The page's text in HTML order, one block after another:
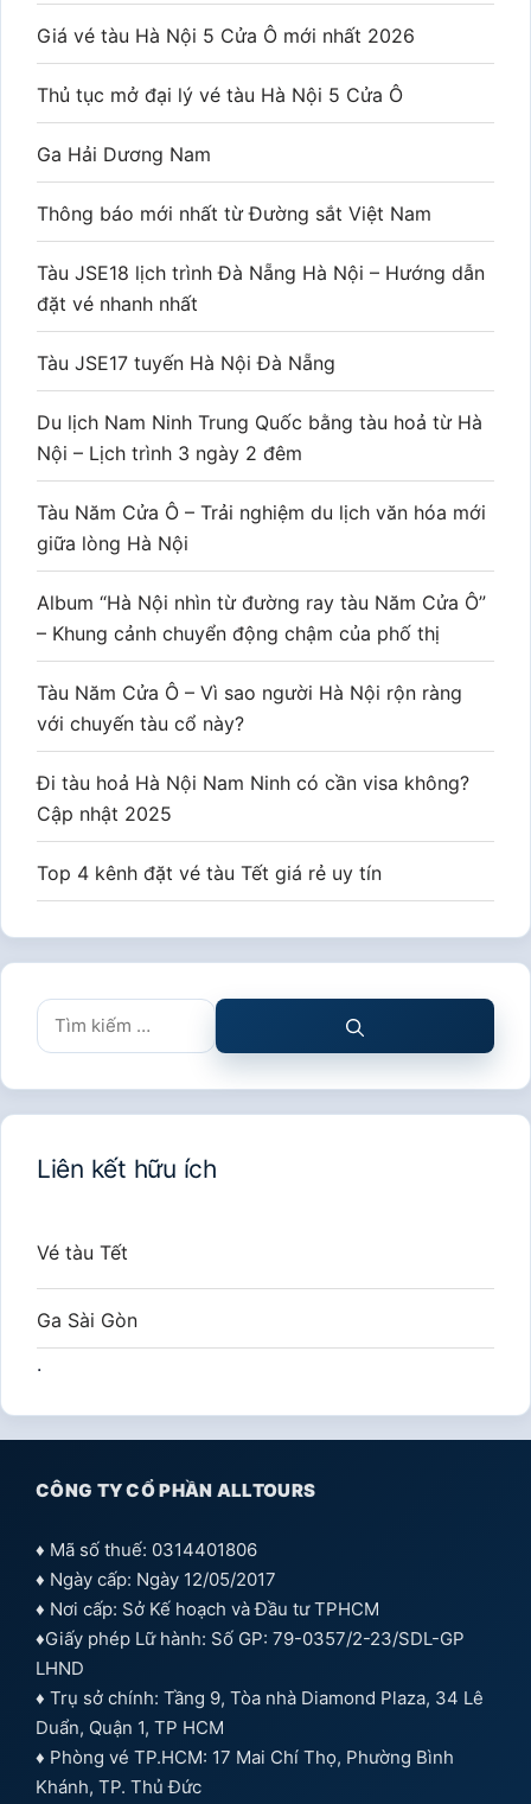
Giá vé tàu Hà Nội 5 Cửa Ô mới nhất 2026
Thủ tục mở đại lý vé tàu Hà Nội 5 Cửa Ô
Ga Hải Dương Nam
Thông báo mới nhất từ Đường sắt Việt Nam
Tàu JSE18 lịch trình Đà Nẵng Hà Nội – Hướng dẫn
đặt vé nhanh nhất
Tàu JSE17 tuyến Hà Nội Đà Nẵng
Du lịch Nam Ninh Trung Quốc bằng tàu hoả từ Hà
Nội – Lịch trình 3 ngày 2 đêm
Tàu Năm Cửa Ô – Trải nghiệm du lịch văn hóa mới
giữa lòng Hà Nội
Album “Hà Nội nhìn từ đường ray tàu Năm Cửa Ô”
– Khung cảnh chuyển động chậm của phố thị
Tàu Năm Cửa Ô – Vì sao người Hà Nội rộn ràng
với chuyến tàu cổ này?
Đi tàu hoả Hà Nội Nam Ninh có cần visa không?
Cập nhật 2025
Top 4 kênh đặt vé tàu Tết giá rẻ uy tín
Tìm
kiếm
Liên kết hữu ích
Vé tàu Tết
Ga Sài Gòn
.
CÔNG TY CỔ PHẦN ALLTOURS
♦ Mã số thuế: 0314401806
♦ Ngày cấp: Ngày 12/05/2017
♦ Nơi cấp: Sở Kế hoạch và Đầu tư TPHCM
♦Giấy phép Lữ hành: Số GP: 79-0357/2-23/SDL-GP
LHND
♦ Trụ sở chính: Tầng 9, Tòa nhà Diamond Plaza, 34 Lê
Duẩn, Quận 1, TP HCM
♦ Phòng vé TP.HCM: 17 Mai Chí Thọ, Phường Bình
Khánh, TP. Thủ Đức